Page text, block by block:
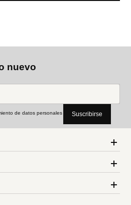
nuevo
de datos personales Suscribirse